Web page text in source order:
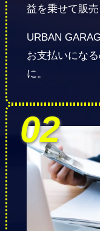
益を乗せて販売
URBAN
お支払いにな
に。